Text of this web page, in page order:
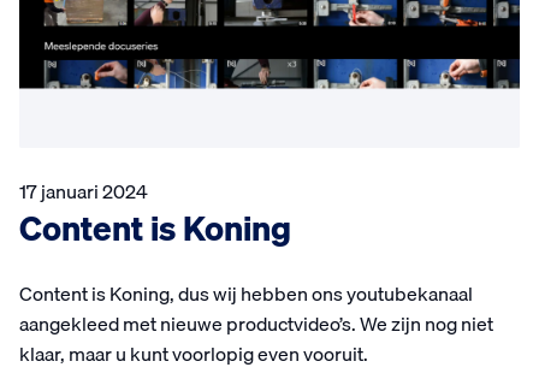
17 januari 2024
Content is Koning
Content is Koning, dus wij hebben ons youtubekanaal
aangekleed met nieuwe productvideo’s. We zijn nog niet
klaar, maar u kunt voorlopig even vooruit.